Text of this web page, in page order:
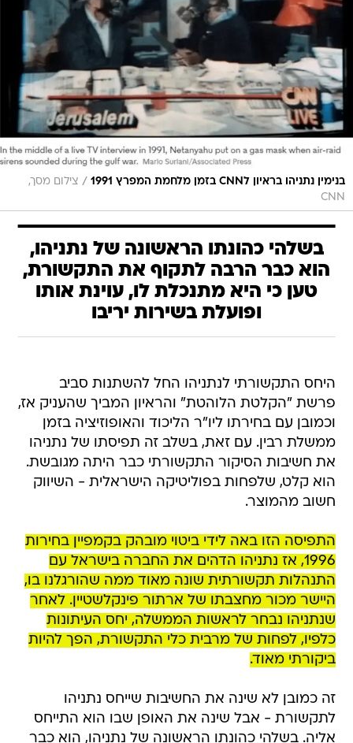
בנימין נתניהו בראיון לCNN בזמן מלחמת המפרץ 1991 / צילום מסך,
CNN
בשלהי כהונתו הראשונה של נתניהו,
הוא כבר הרבה לתקוף את התקשורת,
טען כי היא מתנכלת לו, עוינת אותו
ופועלת בשירות יריבו
היחס התקשורתי לנתניהו החל להשתנות סביב
פרשת "הקלטת הלוהטת" והראיון המביך שהעניק אז,
וכמובן עם בחירתו ליו"ר הליכוד והאופוזיציה בזמן
ממשלת רבין. עם זאת, בשלב זה תפיסתו של נתניהו
את חשיבות הסיקור התקשורתי כבר היתה מגובשת.
הוא קלט, שלפחות בפוליטיקה הישראלית - השיווק
חשוב מהמוצר.
התפיסה הזו באה לידי ביטוי מובהק בקמפיין בחירות
1996, אז נתניהו הדהים את החברה בישראל עם
התנהלות תקשורתית שונה מאוד ממה שהורגלנו בו,
היישר מכור מחצבתו של ארתור פינקלשטיין. לאחר
שנתניהו נבחר לראשות הממשלה, יחס העיתונות
כלפיו, לפחות של מרבית כלי התקשורת, הפך להיות
ביקורתי מאוד.
זה כמובן לא שינה את החשיבות שייחס נתניהו
לתקשורת - אבל שינה את האופן שבו הוא התייחס
אליה. בשלהי כהונתו הראשונה של נתניהו, הוא כבר